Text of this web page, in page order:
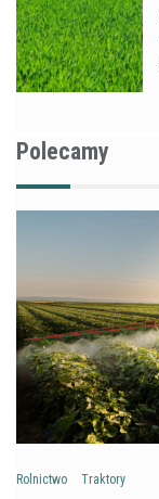
Polecamy
Rolnictwo Traktory